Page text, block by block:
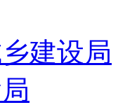
建设局